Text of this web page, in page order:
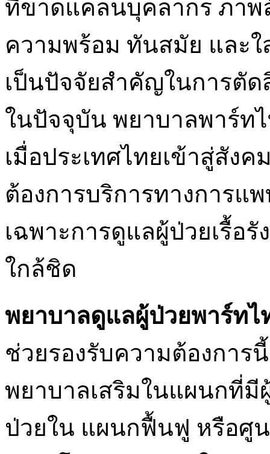
ที่ขาดแคลนบุคลากร ภา
ความพร้อม ทันสมัย และ
เป็นปัจจัยสำคัญในการตัด
ในปัจจุบัน พยาบาลพาร์ท
เมื่อประเทศไทยเข้าสู่สัง
ต้องการบริการทางการแ
เฉพาะการดูแลผู้ป่วยเรื้อ
ใกล้ชิด
พยาบาลดูแลผู้ป่วยพาร์ทไ
ช่วยรองรับความต้องการ
พยาบาลเสริมในแผนกที่มี
ป่วยใน แผนกฟื้นฟู หรือศูน